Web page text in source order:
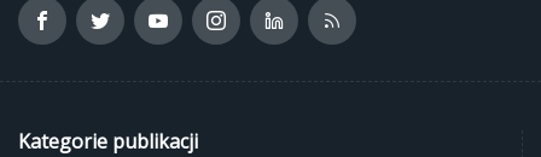
Kategorie publikacji